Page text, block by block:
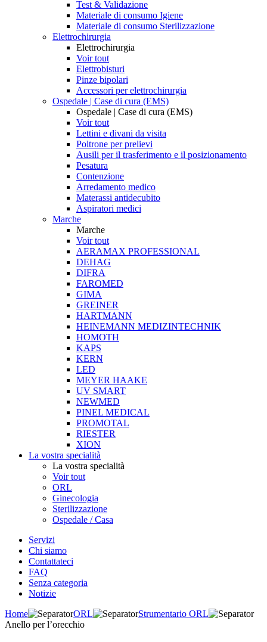
Test & Validazione
Materiale di consumo Igiene
Materiale di consumo Sterilizzazione
Elettrochirurgia
Elettrochirurgia
Voir tout
Elettrobisturi
Pinze bipolari
Accessori per elettrochirurgia
Ospedale | Case di cura (EMS)
Ospedale | Case di cura (EMS)
Voir tout
Lettini e divani da visita
Poltrone per prelievi
Ausili per il trasferimento e il posizionamento
Pesatura
Contenzione
Arredamento medico
Materassi antidecubito
Aspiratori medici
Marche
Marche
Voir tout
AERAMAX PROFESSIONAL
DEHAG
DIFRA
FAROMED
GIMA
GREINER
HARTMANN
HEINEMANN MEDIZINTECHNIK
HOMOTH
KAPS
KERN
LED
MEYER HAAKE
UV SMART
NEWMED
PINEL MEDICAL
PROMOTAL
RIESTER
XION
La vostra specialità
La vostra specialità
Voir tout
ORL
Ginecologia
Sterilizzazione
Ospedale / Casa
Servizi
Chi siamo
Contattateci
FAQ
Senza categoria
Notizie
Home
ORL
Strumentario ORL
Anello per l’orecchio